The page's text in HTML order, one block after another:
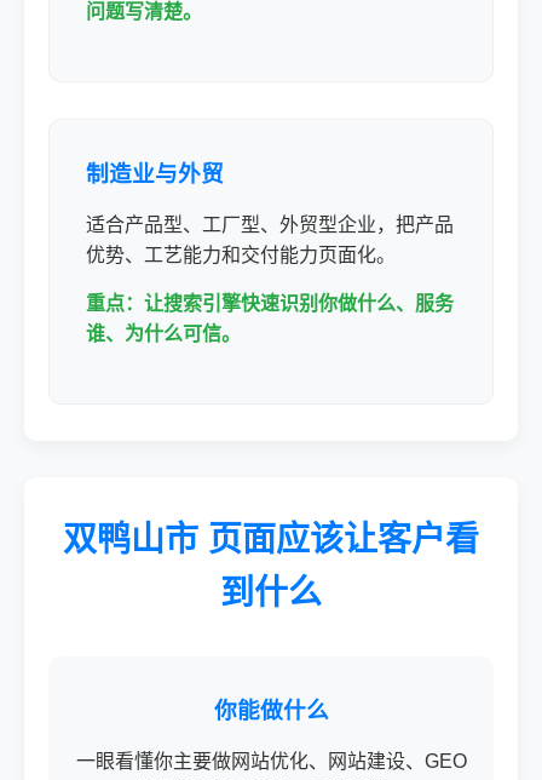
问题写清楚。
制造业与外贸
适合产品型、工厂型、外贸型企业，把产品
优势、工艺能力和交付能力页面化。
重点：让搜索引擎快速识别你做什么、服务
谁、为什么可信。
双鸭山市 页面应该让客户看
到什么
你能做什么
一眼看懂你主要做网站优化、网站建设、GEO